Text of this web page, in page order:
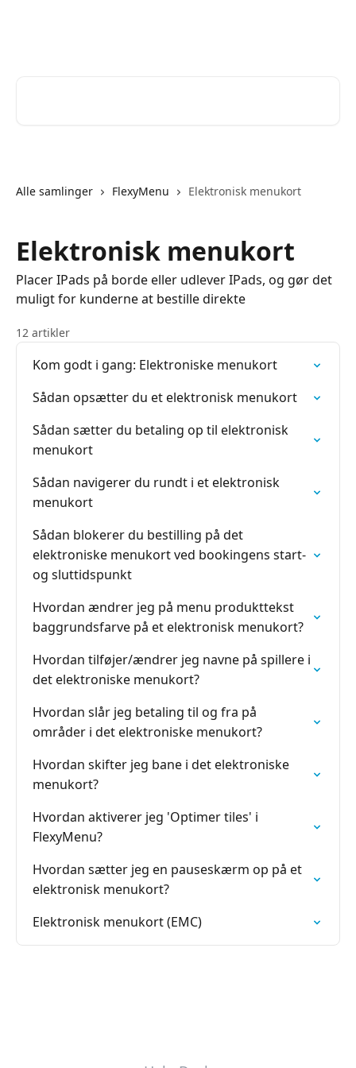
Alle samlinger FlexyMenu Elektronisk menukort
Elektronisk menukort
Placer IPads på borde eller udlever IPads, og gør det
muligt for kunderne at bestille direkte
12 artikler
Kom godt i gang: Elektroniske menukort
Sådan opsætter du et elektronisk menukort
Sådan sætter du betaling op til elektronisk
menukort
Sådan navigerer du rundt i et elektronisk
menukort
Sådan blokerer du bestilling på det
elektroniske menukort ved bookingens start-
og sluttidspunkt
Hvordan ændrer jeg på menu produkttekst
baggrundsfarve på et elektronisk menukort?
Hvordan tilføjer/ændrer jeg navne på spillere i
det elektroniske menukort?
Hvordan slår jeg betaling til og fra på
områder i det elektroniske menukort?
Hvordan skifter jeg bane i det elektroniske
menukort?
Hvordan aktiverer jeg 'Optimer tiles' i
FlexyMenu?
Hvordan sætter jeg en pauseskærm op på et
elektronisk menukort?
Elektronisk menukort (EMC)